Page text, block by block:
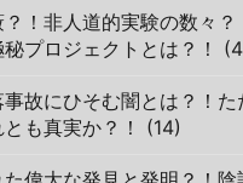
！非人道的実験の数々
秘プロジェクトとは？！
事故にひそむ闇とは？！た
も真実か？！ (14)